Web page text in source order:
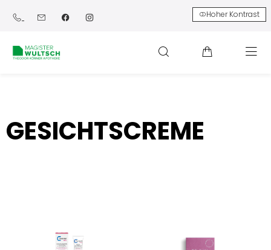
Hoher Kontrast
GESICHTSCREME